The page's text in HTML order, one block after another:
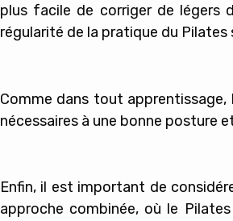
plus facile de corriger de légers
régularité de la pratique du
Comme dans tout
nécessaires à une bonne posture
Enfin, il est important de
approche combinée, où le